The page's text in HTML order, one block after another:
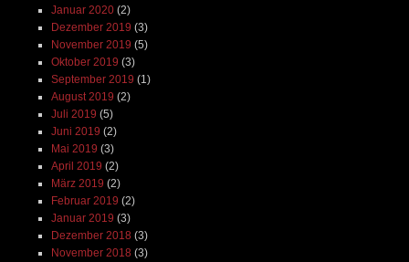
Januar 2020(2)
Dezember 2019 (3)
November 2019 (5)
Oktober 2019 (3)
September 2019 (1)
August 2019 (2)
Juli 2019 (5)
Juni 2019 (2)
Mai 2019 (3)
April 2019 (2)
März 2019 (2)
Februar 2019 (2)
Januar 2019 (3)
Dezember 2018 (3)
November 2018 (3)